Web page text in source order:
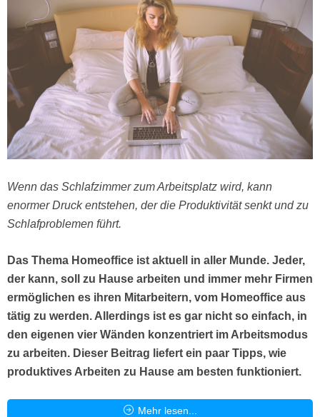
Wenn das Schlafzimmer zum Arbeitsplatz wird, kann
enormer Druck entstehen, der die Produktivität senkt und zu
Schlafproblemen führt.
Das Thema Homeoffice ist aktuell in aller Munde. Jeder,
der kann, soll zu Hause arbeiten und immer mehr Firmen
ermöglichen es ihren Mitarbeitern, vom Homeoffice aus
tätig zu werden. Allerdings ist es gar nicht so einfach, in
den eigenen vier Wänden konzentriert im Arbeitsmodus
zu arbeiten. Dieser Beitrag liefert ein paar Tipps, wie
produktives Arbeiten zu Hause am besten funktioniert.
Mehr lesen...